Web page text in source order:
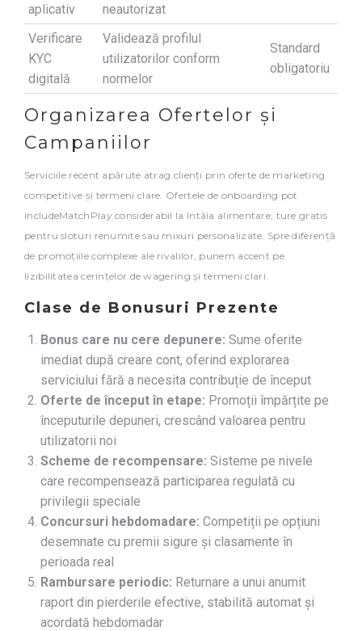
aplicativ
neautorizat
Verificare
KYC
digitală
Validează profilul
utilizatorilor conform
normelor
Standard
obligatoriu
Organizarea Ofertelor și
Campaniilor
Serviciile recent apărute atrag clienți prin oferte de marketing
competitive și termeni clare. Ofertele de onboarding pot
includeMatchPlay considerabil la întâia alimentare, ture gratis
pentru sloturi renumite sau mixuri personalizate. Spre diferență
de promoțiile complexe ale rivalilor, punem accent pe
lizibilitatea cerințelor de wagering și termeni clari.
Clase de Bonusuri Prezente
Bonus care nu cere depunere: Sume oferite
imediat după creare cont, oferind explorarea
serviciului fără a necesita contribuție de început
Oferte de început în etape: Promoții împărțite pe
începuturile depuneri, crescând valoarea pentru
utilizatorii noi
Scheme de recompensare: Sisteme pe nivele
care recompensează participarea regulată cu
privilegii speciale
Concursuri hebdomadare: Competiții pe opțiuni
desemnate cu premii sigure și clasamente în
perioada real
Rambursare periodic: Returnare a unui anumit
raport din pierderile efective, stabilită automat și
acordată hebdomadar